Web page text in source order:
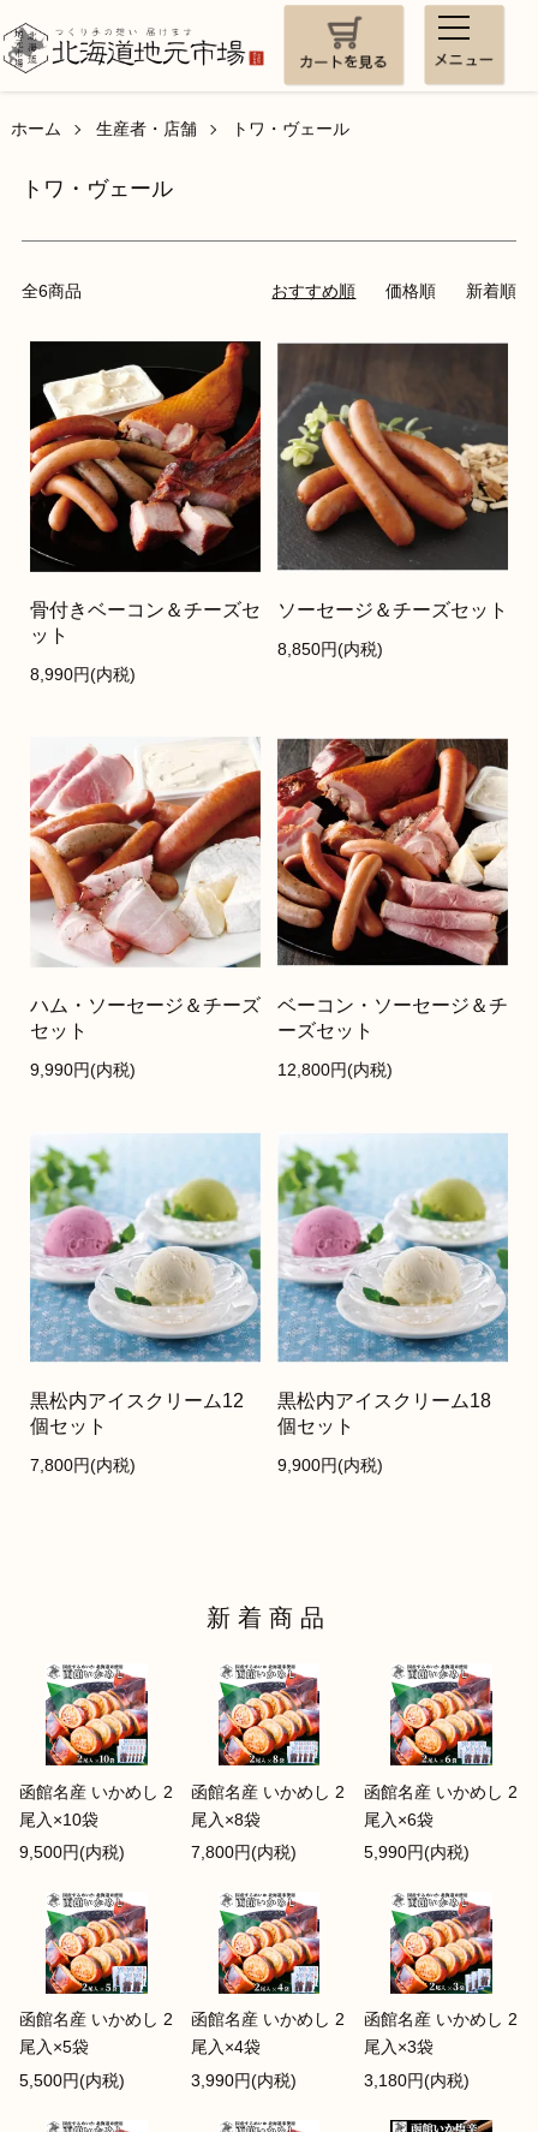
ホーム 生産者・店舗 トワ・ヴェール
トワ・ヴェール
全6商品 おすすめ順 価格順 新着順
骨付きベーコン＆チーズセ
ット
8,990円(内税)
ソーセージ＆チーズセット
8,850円(内税)
ハム・ソーセージ＆チーズ
セット
9,990円(内税)
ベーコン・ソーセージ＆チ
ーズセット
12,800円(内税)
黒松内アイスクリーム12
個セット
7,800円(内税)
黒松内アイスクリーム18
個セット
9,900円(内税)
新着商品
函館名産 いかめし 2
尾入×10袋
9,500円(内税)
函館名産 いかめし 2
尾入×8袋
7,800円(内税)
函館名産 いかめし 2
尾入×6袋
5,990円(内税)
函館名産 いかめし 2
尾入×5袋
5,500円(内税)
函館名産 いかめし 2
尾入×4袋
3,990円(内税)
函館名産 いかめし 2
尾入×3袋
3,180円(内税)